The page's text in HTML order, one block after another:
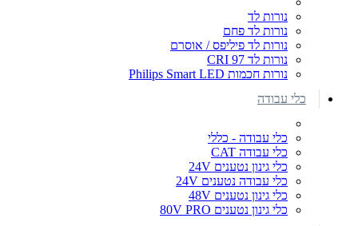
נורות לד
נורות לד פחם
נורות לד פיליפס / אוסרם
נורות לד CRI 97
נורות חכמות Philips Smart LED
כלי עבודה
כלי עבודה - כללי
כלי עבודה CAT
כלי גינון נטענים 24V
כלי עבודה נטענים 24V
כלי גינון נטענים 48V
כלי גינון נטענים 80V PRO